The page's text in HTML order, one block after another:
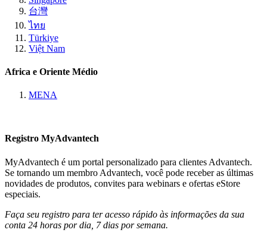
台灣
ไทย
Türkiye
Việt Nam
Africa e Oriente Médio
MENA
Registro MyAdvantech
MyAdvantech é um portal personalizado para clientes Advantech.
Se tornando um membro Advantech, você pode receber as últimas
novidades de produtos, convites para webinars e ofertas eStore
especiais.
Faça seu registro para ter acesso rápido às informações da sua
conta 24 horas por dia, 7 dias por semana.